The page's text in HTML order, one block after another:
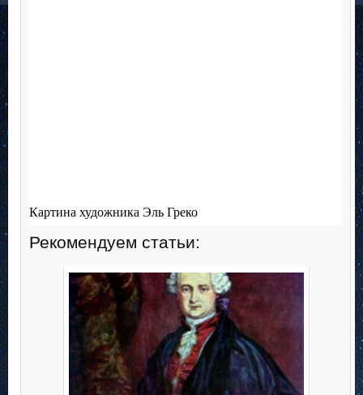
Картина художника Эль Греко
Рекомендуем статьи: